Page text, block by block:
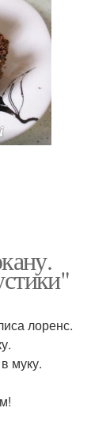
лоренс.
муку.